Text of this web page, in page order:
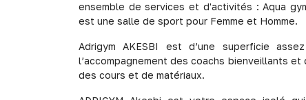
ensemble de services et d'activités : Aqua
est une salle de sport pour Femme et Homme.
Adrigym AKESBI est d’une superficie
l’accompagnement des coachs bienveillants
des cours et de matériaux.